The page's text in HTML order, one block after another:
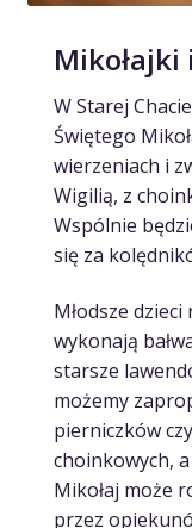
Mikołajki
W Starej
Świętego
wierzeniach i
Wigilią, z
Wspólnie
się za
Młodsze
wykonają
starsze
możemy
pierniczków
choinkowych,
Mikołaj może
przez